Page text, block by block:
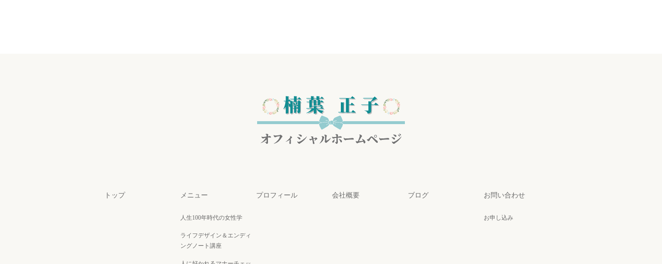
トップ メニュー
人生100年時代の女性学
ライフデザイン＆エンディ
ングノート講座
プロフィール 会社概要 ブログ お問い合わせ
お申し込み